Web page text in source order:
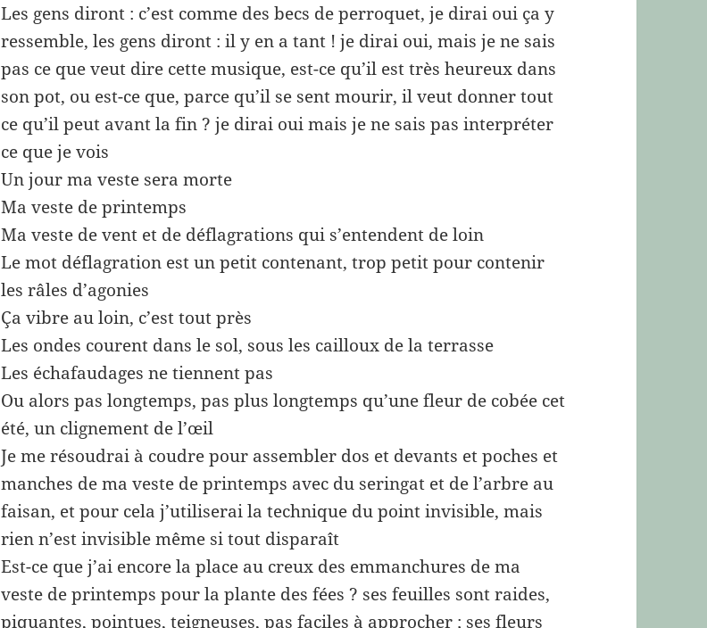
Les gens diront : c’est comme des becs de perroquet, je dirai oui ça y
ressemble, les gens diront : il y en a tant ! je dirai oui, mais je ne sais
pas ce que veut dire cette musique, est-ce qu’il est très heureux dans
son pot, ou est-ce que, parce qu’il se sent mourir, il veut donner tout
ce qu’il peut avant la fin ? je dirai oui mais je ne sais pas interpréter
ce que je vois
Un jour ma veste sera morte
Ma veste de printemps
Ma veste de vent et de déflagrations qui s’entendent de loin
Le mot déflagration est un petit contenant, trop petit pour contenir
les râles d’agonies
Ça vibre au loin, c’est tout près
Les ondes courent dans le sol, sous les cailloux de la terrasse
Les échafaudages ne tiennent pas
Ou alors pas longtemps, pas plus longtemps qu’une fleur de cobée cet
été, un clignement de l’œil
Je me résoudrai à coudre pour assembler dos et devants et poches et
manches de ma veste de printemps avec du seringat et de l’arbre au
faisan, et pour cela j’utiliserai la technique du point invisible, mais
rien n’est invisible même si tout disparaît
Est-ce que j’ai encore la place au creux des emmanchures de ma
veste de printemps pour la plante des fées ? ses feuilles sont raides,
piquantes, pointues, teigneuses, pas faciles à approcher ; ses fleurs